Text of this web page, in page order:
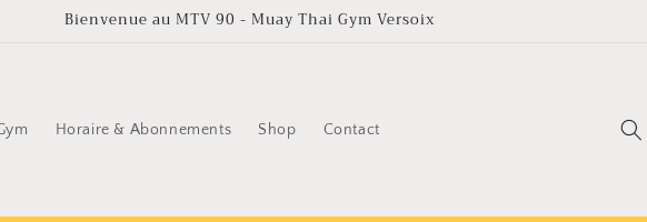
Bienvenue au MTV 90 - Muay Thai Gym Versoix
Horaire & Abonnements Shop Contact